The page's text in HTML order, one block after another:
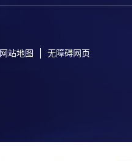
网站地图 无障碍网页